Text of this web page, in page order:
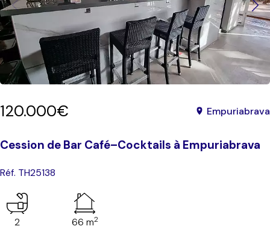
120.000€ Empuriabrava
Cession de Bar Café–Cocktails à Empuriabrava
Réf. TH25138
2 66 m2